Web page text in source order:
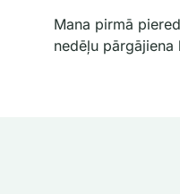
Mana pirmā
nedēļu pārgājiena